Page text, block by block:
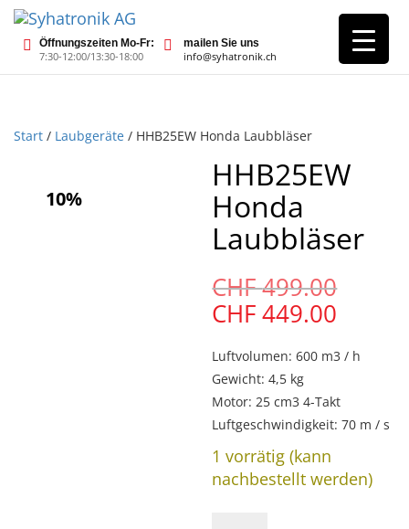
Öffnungszeiten Mo-Fr:
7:30-12:00/13:30-18:00
mailen Sie uns
info@syhatronik.ch
Start / Laubgeräte / HHB25EW Honda Laubbläser
10%
HHB25EW
Honda
Laubbläser
CHF499.00
CHF
CHF449.00
ist:
Luftvolumen: 600 m3 / h
Gewicht: 4,5 kg
Motor: 25 cm3 4-Takt
Luftgeschwindigkeit: 70 m / s
1 vorrätig (kann
nachbestellt werden)